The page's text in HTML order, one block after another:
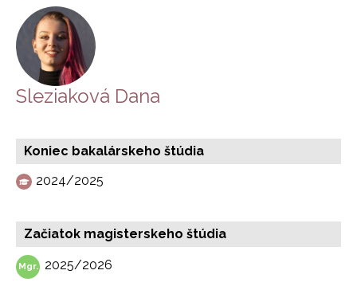
Sleziaková Dana
Koniec bakalárskeho štúdia
2024/2025
Začiatok magisterskeho štúdia
2025/2026